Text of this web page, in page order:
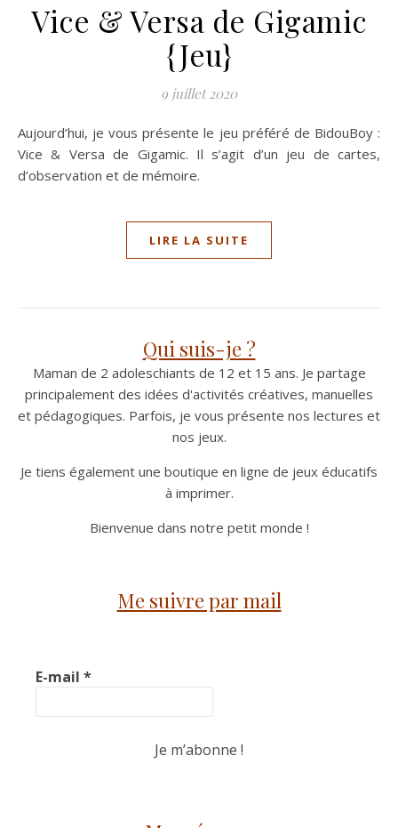
Vice & Versa de Gigamic
{Jeu}
9 juillet 2020
Aujourd’hui, je vous présente le jeu préféré de BidouBoy :
Vice & Versa de Gigamic. Il s’agit d’un jeu de cartes,
d’observation et de mémoire.
LIRE LA SUITE
Qui suis-je ?
Maman de 2 adoleschiants de 12 et 15 ans. Je partage
principalement des idées d'activités créatives, manuelles
et pédagogiques. Parfois, je vous présente nos lectures et
nos jeux.
Je tiens également une boutique en ligne de jeux éducatifs
à imprimer.
Bienvenue dans notre petit monde !
Me suivre par mail
E-mail *